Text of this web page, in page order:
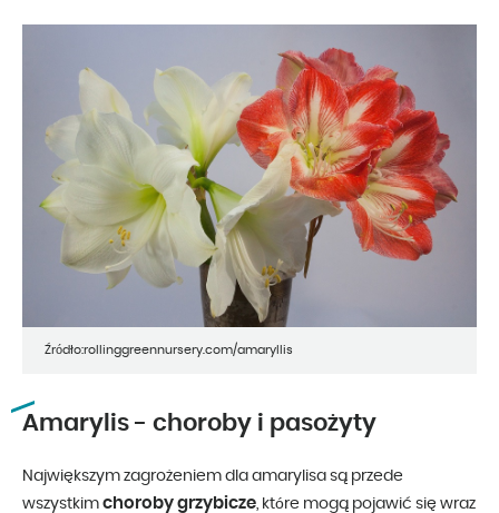
Źródło:rollinggreennursery.com/amaryllis
Amarylis - choroby i pasożyty
Największym zagrożeniem dla amarylisa są przede
wszystkim choroby grzybicze , które mogą pojawić się wraz